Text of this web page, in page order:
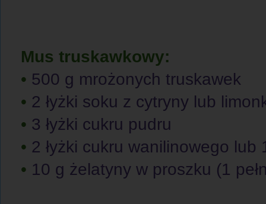
Mus truskawkowy:
• 500 g mrożonych truskawek
• 2 łyżki soku z cytryny lub
• 3 łyżki cukru pudru
• 2 łyżki cukru wanilinowego lub
• 10 g żelatyny w proszku (1